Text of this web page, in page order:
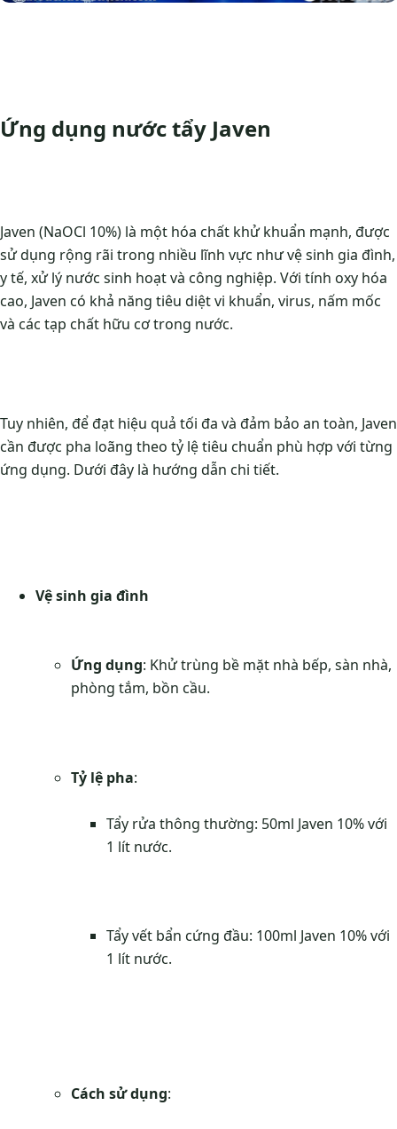
Ứng dụng nước tẩy Javen
Javen (NaOCl 10%) là một hóa chất khử khuẩn mạnh, được
sử dụng rộng rãi trong nhiều lĩnh vực như vệ sinh gia đình,
y tế, xử lý nước sinh hoạt và công nghiệp. Với tính oxy hóa
cao, Javen có khả năng tiêu diệt vi khuẩn, virus, nấm mốc
và các tạp chất hữu cơ trong nước.
Tuy nhiên, để đạt hiệu quả tối đa và đảm bảo an toàn, Javen
cần được pha loãng theo tỷ lệ tiêu chuẩn phù hợp với từng
ứng dụng. Dưới đây là hướng dẫn chi tiết.
Vệ sinh gia đình
Ứng dụng: Khử trùng bề mặt nhà bếp, sàn nhà,
phòng tắm, bồn cầu.
Tỷ lệ pha:
Tẩy rửa thông thường: 50ml Javen 10% với
1 lít nước.
Tẩy vết bẩn cứng đầu: 100ml Javen 10% với
1 lít nước.
Cách sử dụng: